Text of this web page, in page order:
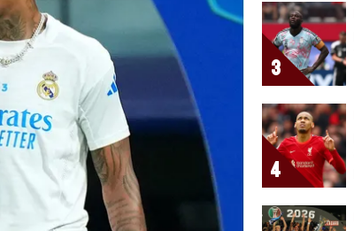
3
4